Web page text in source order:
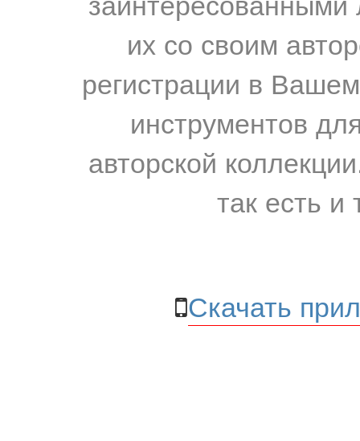
их со своим
регистрации в
инструментов
авторской
так есть и
Скачать